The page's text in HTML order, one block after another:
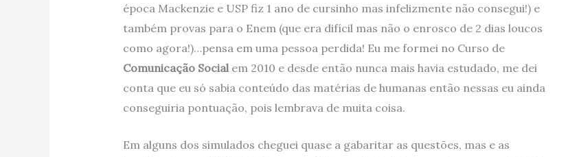
época Mackenzie e USP fiz 1 ano de cursinho mas infelizmente não consegui!) e
também provas para o Enem (que era difícil mas não o enrosco de 2 dias loucos
como agora!)…pensa em uma pessoa perdida! Eu me formei no Curso de
Comunicação Social em 2010 e desde então nunca mais havia estudado, me dei
conta que eu só sabia conteúdo das matérias de humanas então nessas eu ainda
conseguiria pontuação, pois lembrava de muita coisa.
Em alguns dos simulados cheguei quase a gabaritar as questões, mas e as